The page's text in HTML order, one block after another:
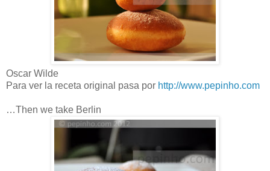
Oscar Wilde
Para ver la receta original pasa por http://www.pepinho.com
…Then we take Berlin